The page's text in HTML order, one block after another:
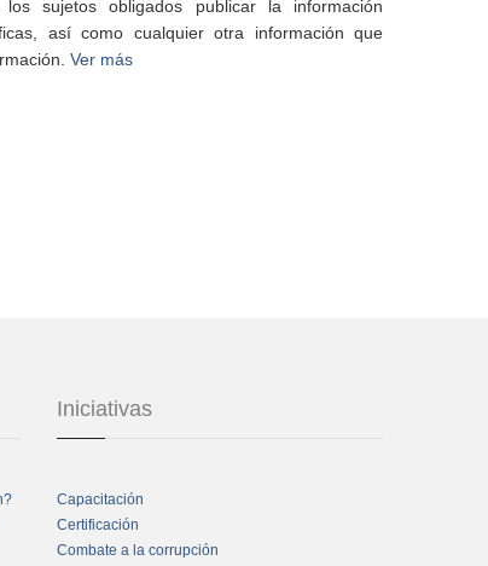
sujetos obligados publicar la información
así como cualquier otra información que
Ver más
Iniciativas
Capacitación
Certificación
Combate a la corrupción